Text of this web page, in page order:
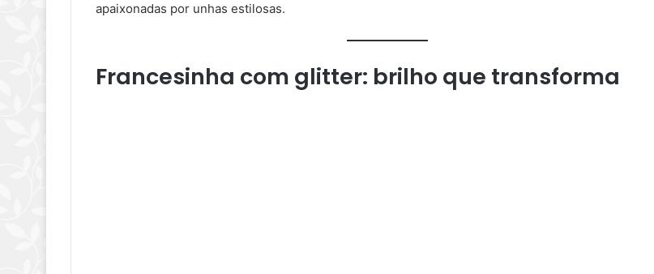
apaixonadas por unhas estilosas.
Francesinha com glitter: brilho que transforma